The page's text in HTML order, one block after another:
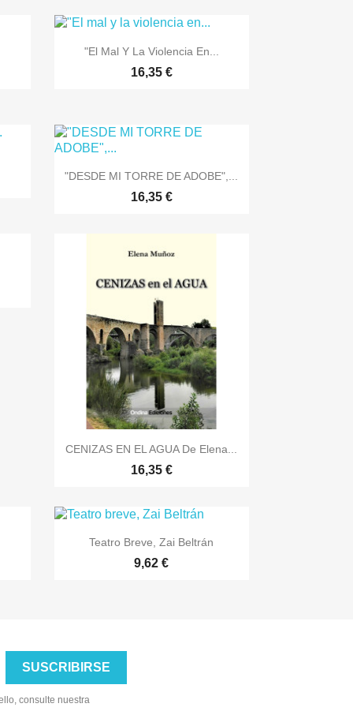
 Vista rápida
"El Mal Y La Violencia En...
16,35 €
 Vista rápida
"DESDE MI TORRE DE ADOBE",...
16,35 €
 Vista rápida
CENIZAS EN EL AGUA De Elena...
16,35 €
 Vista rápida
Teatro Breve, Zai Beltrán
9,62 €
consulte nuestra